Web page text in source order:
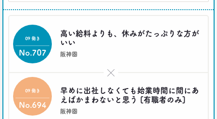
生活総研 上席研究員
佐香 孝
2021.10.12
奥田民生も自信がなくてビビり!?
–日経クロストレンド 連載⑰–
生活総研 上席研究員/コピーライター
前沢 裕文
高い給料よりも、休みがたっぷりな方が
いい
阪神圏
09 働き
No.707
早めに出社しなくても始業時間に間にあ
えばかまわないと思う [有職者のみ]
阪神圏
09 働き
No.694